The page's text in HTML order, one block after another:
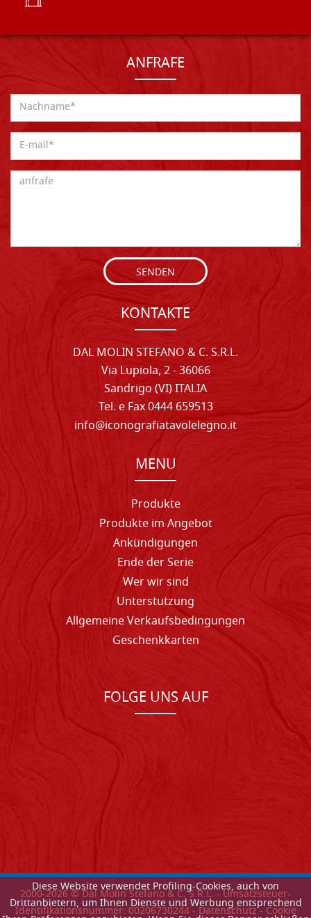
Diese Website verwendet Profiling-Cookies, auch von
Drittanbietern, um Ihnen Dienste und Werbung entsprechend
ANFRAFE
SENDEN
KONTAKTE
DAL MOLIN STEFANO & C. S.R.L.
Via Lupiola, 2 - 36066
Sandrigo (VI) ITALIA
Tel. e Fax 0444 659513
info@iconografiatavolelegno.it
MENU
Produkte
Produkte im Angebot
Ankündigungen
Ende der Serie
Wer wir sind
Unterstutzung
Allgemeine Verkaufsbedingungen
Geschenkkarten
FOLGE UNS AUF
2000-2026© Dal Molin Stefano & C. S.R.L. - Umsatzsteuer-
Identifikationsnummer: 00206730244 -Datenschutz-Cookie